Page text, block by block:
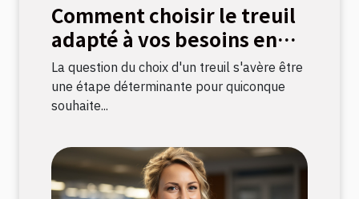
Comment choisir le treuil
adapté à vos besoins en
bricolage
La question du choix d'un treuil s'avère être
une étape déterminante pour quiconque
souhaite...